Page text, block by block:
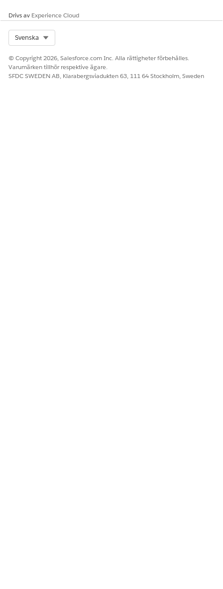
Konto krävs för att schemaläggningsflödet ska fungera
LÖSTE DENNA ARTIKEL DITT PROBLEM?
Drivs av Experience Cloud
Svenska
© Copyright 2026, Salesforce.com Inc. Alla rättigheter förbehålles.
Varumärken tillhör respektive ägare.
SFDC SWEDEN AB, Klarabergsviadukten 63, 111 64 Stockholm, Sweden